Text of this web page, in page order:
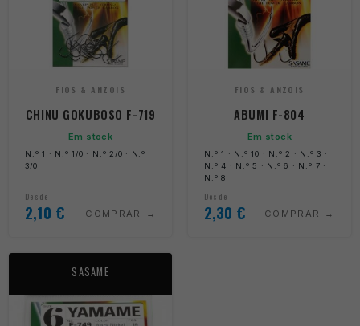
FIOS & ANZOIS
CHINU GOKUBOSO F-719
Em stock
N.º 1 · N.º 1/0 · N.º 2/0 · N.º
3/0
Desde
2,10 € COMPRAR
FIOS & ANZOIS
ABUMI F-804
Em stock
N.º 1 · N.º 10 · N.º 2 · N.º 3 ·
N.º 4 · N.º 5 · N.º 6 · N.º 7 ·
N.º 8
Desde
2,30 € COMPRAR
SASAME